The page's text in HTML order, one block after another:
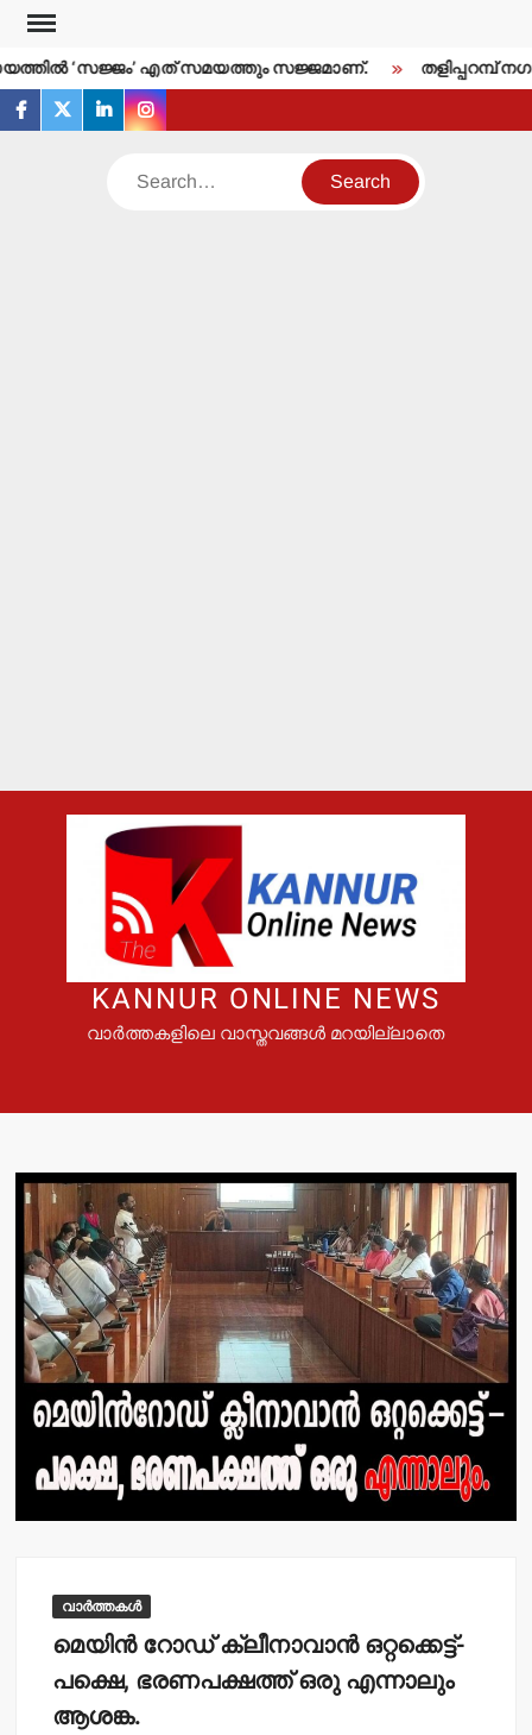
Skip
content‘സജ്ജം’ എത് സമയത്തും സജ്ജമാണ്. തളിപ്പറമ്പ്
facebook
twitterlinkedininstagram
Search
KANNUR ONLINE NEWS
വാർത്തകളിലെ വാസ്തവങ്ങൾ മറയില്ലാതെ
വാർത്തകൾ
മെയിന്‍ റോഡ് ക്ലീനാവാന്‍ ഒറ്റക്കെട്ട്-
പക്ഷെ, ഭരണപക്ഷത്ത് ഒരു എന്നാലും
ആശങ്ക.